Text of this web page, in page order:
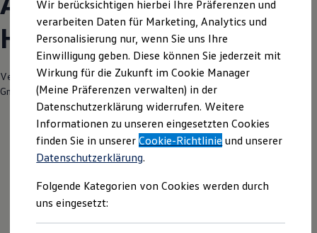
Familienautos
Kombis
Kompaktwagen
Sportwagen
Schnell verfügbare Fahrzeuge
Angebote und Produkte
Aktuelle Angebote
E-Auto-Förderung
Volkswagen Marktplatz
Die ENERGY Sondermodelle
Junge Gebrauchtwagen und Gebrauchtwagen
Volkswagen Zertifizierte Gebrauchtwagen
Elektromobilität bei Gebrauchtwagen
Saisonangebote
Reifenpakete
Leasing
Leasing-Angebote
Halberstadt
Verantwortlich für die Inhalte auf dieser Seite ist die Halbac Autohaus
GmbH
Impressum & Rechtliches)
Wir berücksichtigen hierbei Ihre Präferenzen und
verarbeiten Daten für Marketing, Analytics und
Personalisierung nur, wenn Sie uns Ihre
Einwilligung geben. Diese können Sie jederzeit mit
Wirkung für die Zukunft im Cookie Manager
(Meine Präferenzen verwalten) in der
Datenschutzerklärung widerrufen. Weitere
Informationen zu unseren eingesetzten Cookies
finden Sie in unsererCookie-Richtlinie und unserer
Datenschutzerklärung.
Folgende Kategorien von Cookies werden durch
uns eingesetzt: